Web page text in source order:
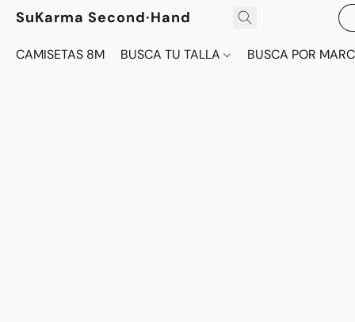
SuKarma Second·Hand
CAMISETAS 8M BUSCA TU TALLA BUSCA POR